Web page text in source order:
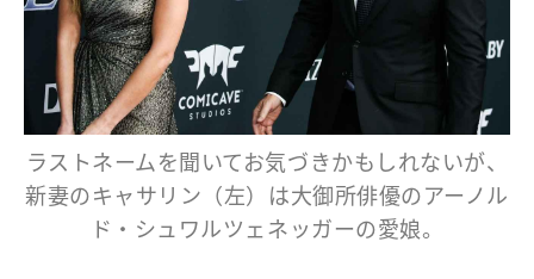
ラストネームを聞いてお気づきかもしれないが、
新妻のキャサリン（左）は大御所俳優のアーノル
ド・シュワルツェネッガーの愛娘。